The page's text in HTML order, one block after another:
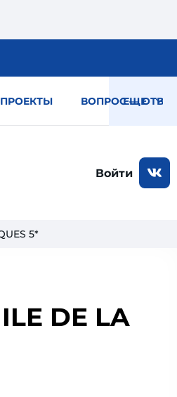
ВОПРОС — ОТВЕТ
ЕЩЕ
Войти
5*
DE LA